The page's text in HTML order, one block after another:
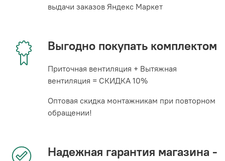
выдачи заказов Яндекс Маркет
Выгодно покупать комплектом
Приточная вентиляция + Вытяжная
вентиляция = СКИДКА 10%
Оптовая скидка монтажникам при повторном
обращении!
Надежная гарантия магазина -